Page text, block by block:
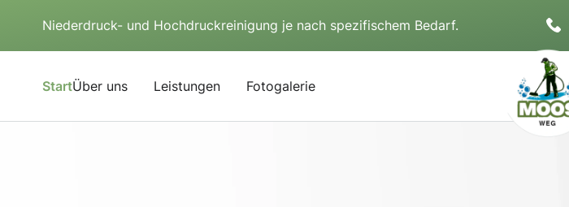
Niederdruck- und Hochdruckreinigung je nach spezifischem Bedarf.
StartÜber uns Leistungen Fotogalerie